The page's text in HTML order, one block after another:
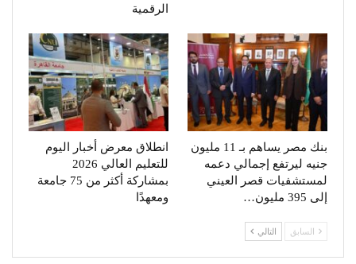
الرقمية
بنك مصر يساهم بـ 11 مليون
جنيه ليرتفع إجمالي دعمه
لمستشفيات قصر العيني
إلى 395 مليون…
انطلاق معرض أخبار اليوم
للتعليم العالي 2026
بمشاركة أكثر من 75 جامعة
ومعهدًا
السابق التالي